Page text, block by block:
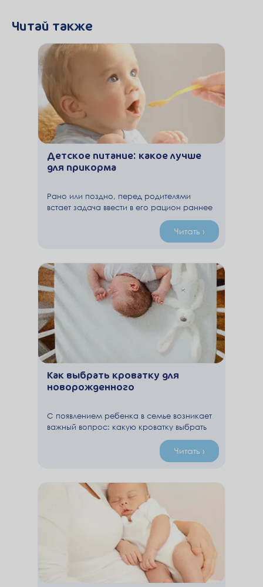
Читай также
Детское питание: какое лучше
для прикорма
Рано или поздно, перед родителями
встает задача ввести в его рацион раннее
незнакомые продукты, разнообразные по
питательности, текстуре и вкусу.
Читать ›
Как выбрать кроватку для
новорожденного
С появлением ребенка в семье возникает
важный вопрос: какую кроватку выбрать
для новорожденного? От места для сна
зависит полноценный отдых младенца, а
также его здоровье и развитие, поэтому
тщательностью.
Читать ›